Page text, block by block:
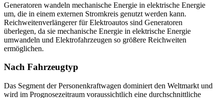
Generatoren wandeln mechanische Energie in elektrische Energie
um, die in einem externen Stromkreis genutzt werden kann.
Reichweitenverlängerer für Elektroautos sind Generatoren
überlegen, da sie mechanische Energie in elektrische Energie
umwandeln und Elektrofahrzeugen so größere Reichweiten
ermöglichen.
Nach Fahrzeugtyp
Das Segment der Personenkraftwagen dominiert den Weltmarkt und
wird im Prognosezeitraum voraussichtlich eine durchschnittliche